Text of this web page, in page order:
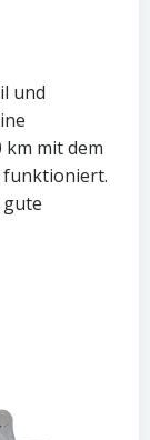
und
mit dem
funktioniert.